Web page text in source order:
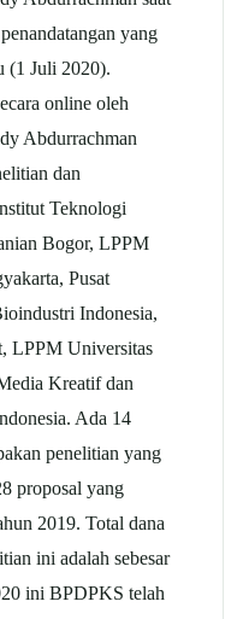
yang
(1 Juli 2020).
online oleh
Abdurrachman
dan
Teknologi
Bogor, LPPM
Pusat
Indonesia,
LPPM Universitas
Kreatif dan
Ada 14
penelitian yang
proposal yang
2019. Total dana
ini adalah sebesar
ini BPDPKS telah